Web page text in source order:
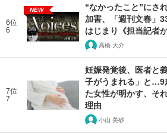
6位
6
NEW
“なかったこと”にさ
加害、「週刊文春」
はじまり《担当記者
髙橋 大介
7位
7
妊娠発覚後、医者と
子がうまれる」と…9
た女性が明かす、そ
理由
小山 美砂